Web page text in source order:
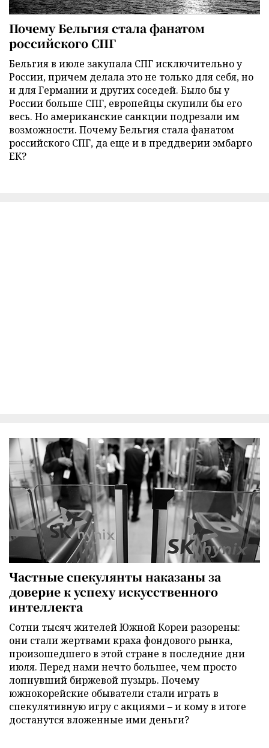
Почему Бельгия стала фанатом
российского СПГ
Бельгия в июле закупала СПГ исключительно у
России, причем делала это не только для себя, но
и для Германии и других соседей. Было бы у
России больше СПГ, европейцы скупили бы его
весь. Но американские санкции подрезали им
возможности. Почему Бельгия стала фанатом
российского СПГ, да еще и в преддверии эмбарго
ЕК?
Частные спекулянты наказаны за
доверие к успеху искусственного
интеллекта
Сотни тысяч жителей Южной Кореи разорены:
они стали жертвами краха фондового рынка,
произошедшего в этой стране в последние дни
июля. Перед нами нечто большее, чем просто
лопнувший биржевой пузырь. Почему
южнокорейские обыватели стали играть в
спекулятивную игру с акциями – и кому в итоге
достанутся вложенные ими деньги?